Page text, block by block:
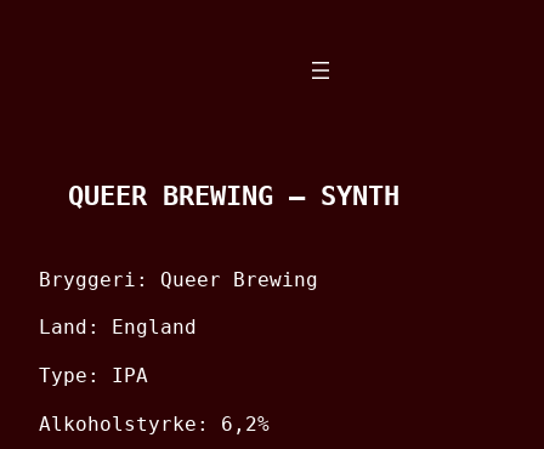
QUEER BREWING – SYNTH
Bryggeri: Queer Brewing
Land: England
Type: IPA
Alkoholstyrke: 6,2%